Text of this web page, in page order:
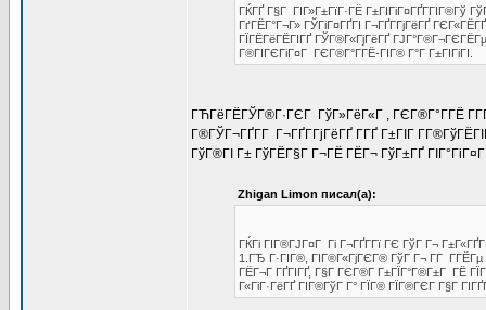
ГЌГҐ Г§Г ГІГ»Г±ГїГ·ГЁ Г±ГІГіГ¤ГҐГ­ГІГ®Гў
ГґГЁГ°Г¬Г» ГЎГіГ¤ГҐГІ Г¬ГҐГ­ГјГёГҐ
ГЇГЁГёГЁГІГҐ ГЎГ®Г«ГјГёГҐ
Г®ГІГЄГіГ¤Г ГЄГ®Г°Г­ГЁ-ГІГ® Г°Г Г±ГІГіГІ.
ГЋГёГЁГЎГ®Г·ГЄГ ГўГ»ГёГ«Г , ГЄГ®Г°Г­ГЁ Г­ГҐ
Г®ГЎГ¬ГҐГ­Г Г¬ГҐГ­ГјГёГҐ Г­ГҐ Г±ГІГ
ГўГ®ГІ Г± ГўГЁГ§Г Г¬ГЁ ГЁГ¬ ГўГ±ГҐ
Zhigan Limon писал(а):
ГЌГі ГІГ®ГЈГ¤Г Гі Г¬ГҐГ­Гї ГЄ ГўГ Г¬
1.ГЂ Г·ГІГ®, ГІГ®Г«ГјГЄГ® ГўГ Г¬ Г­Г Г­ГЁГµ
ГЁГ¬Г ГҐГІГҐ, Г§Г ГЄГ®Г­ Г±ГЇГ°Г®Г±Г ГЁ
Г«ГіГ·ГёГҐ ГІГ®ГўГ Г° ГЇГ® ГЇГ®ГЄГ Г§Г